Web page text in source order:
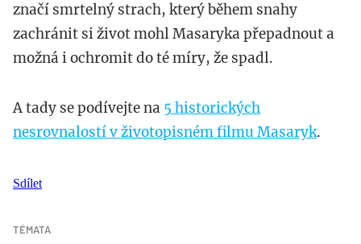
značí smrtelný strach, který během snahy
zachránit si život mohl Masaryka přepadnout a
možná i ochromit do té míry, že spadl.
A tady se podívejte na 5 historických
nesrovnalostí v životopisném filmu Masaryk.
Sdílet
TÉMATA